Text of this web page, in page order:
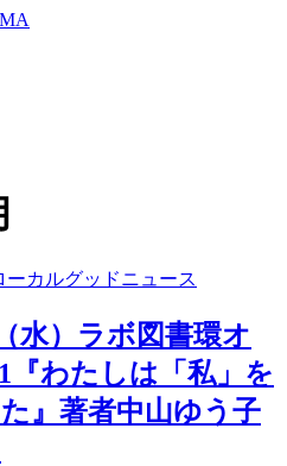
ーカルグッドニュース
水）ラボ図書環オ
『わたしは「私」を
』著者中山ゆう子